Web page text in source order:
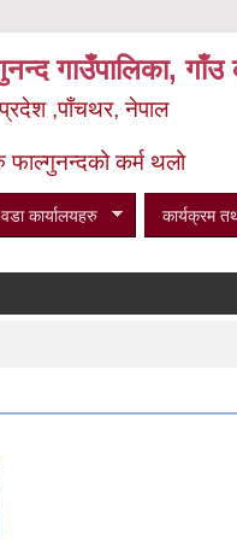
गाउँपालिका, गाँउ
,पाँचथर, नेपाल
फाल्गुनन्दको कर्म थलो
वडा कार्यालयहरु कार्यक्रम